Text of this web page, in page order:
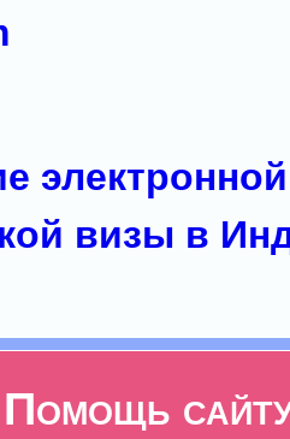
электронной
визы в
Помощь